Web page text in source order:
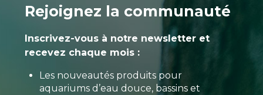
Rejoignez la communauté
Inscrivez-vous à notre newsletter et
recevez chaque mois :
Les nouveautés produits pour
aquariums d’eau douce, bassins et